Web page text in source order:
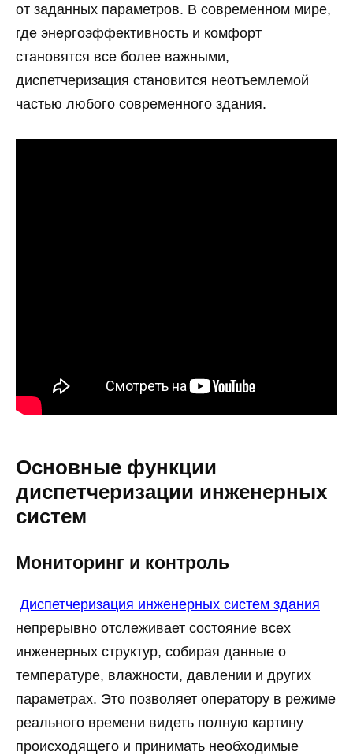
от заданных параметров. В современном мире,
где энергоэффективность и комфорт
становятся все более важными,
диспетчеризация становится неотъемлемой
частью любого современного здания.
Основные функции
диспетчеризации инженерных
систем
Мониторинг и контроль
Диспетчеризация инженерных систем здания
непрерывно отслеживает состояние всех
инженерных структур, собирая данные о
температуре, влажности, давлении и других
параметрах. Это позволяет оператору в режиме
реального времени видеть полную картину
происходящего и принимать необходимые